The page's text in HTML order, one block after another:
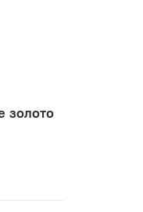
золото